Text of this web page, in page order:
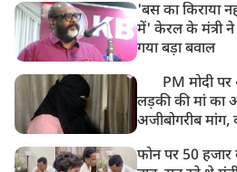
8:19 AM
PM मोदी आज IIT दिल्ली के दीक्षांत
'बस का किराया
में' केरल के मंत्री ने
गया बड़ा बवाल
PM मोदी पर
लड़की की मां का
अजीबोगरीब मांग,
फोन पर 50 हजार